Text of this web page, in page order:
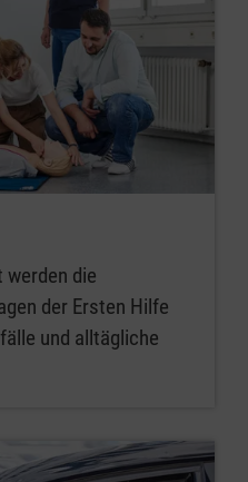
werden die
der Ersten Hilfe
und alltägliche